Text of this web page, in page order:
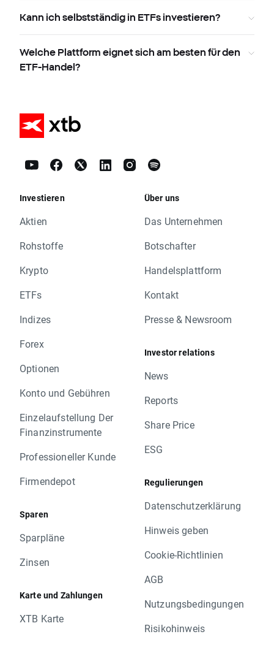
Kann ich selbstständig in ETFs investieren?
Welche Plattform eignet sich am besten für den
ETF-Handel?
Investieren
Aktien
Rohstoffe
Krypto
ETFs
Indizes
Forex
Optionen
Konto und Gebühren
Einzelaufstellung Der
Finanzinstrumente
Professioneller Kunde
Firmendepot
Sparen
Sparpläne
Zinsen
Karte und Zahlungen
XTB Karte
Über uns
Das Unternehmen
Botschafter
Handelsplattform
Kontakt
Presse & Newsroom
Investor relations
News
Reports
Share Price
ESG
Regulierungen
Datenschutzerklärung
Hinweis geben
Cookie-Richtlinien
AGB
Nutzungsbedingungen
Risikohinweis